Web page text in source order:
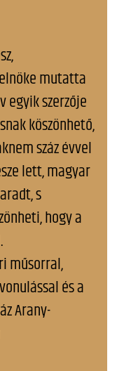
mutatta
egyik szerzője
köszönhető,
száz évvel
lett, magyar
s
hogy a
műsorral,
és a
Arany-